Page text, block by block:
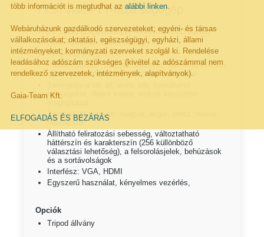
több információt is megtudhat az alábbi linken
Webáruházunk gazdálkodó szervezeteket; egyéni- és társas
vállalkozásokat; oktatási, egészségügyi, egyházi, állami
intézményeket; kormányzati szerveket szolgál ki. Rendelése
leadásához adószám szükséges (kivétel az adószámmal nem
rendelkező szervezetek, intézmények, alapítványok).
Gaia-Team Kft.
ELFOGADÁS ÉS BEZÁRÁS
TYSTVideo TY-M20 súgógép
20", FHD (1920x1080px) felbontású LCD kijelző
2mm színtelen spektroszkóp
Fényveszteség: <3%
Professzionális, magyar ékezetes, hardware-kulcsos
szoftverrel, telepíthető Windows rendszerre
szövegeket, illetve képek, videók közvetlen
Támogatott nyelvek: magyar, angol, orosz, német,
francia stb.
Állítható feliratozási sebesség, változtatható
háttérszín és karakterszín (256 küllönböző
választási lehetőség), a felsorolásjelek, behúzások
és a sortávolságok
Interfész: VGA, HDMI
Egyszerű használat, kényelmes vezérlés,
Opciók
Tripod állvány